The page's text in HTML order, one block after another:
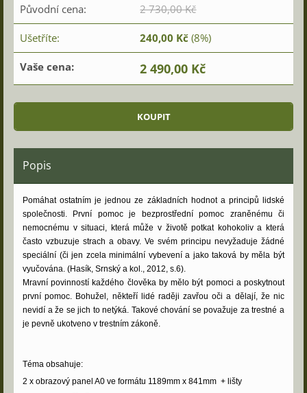
Původní cena: 2 730,00 Kč
Ušetříte: 240,00 Kč (8%)
Vaše cena: 2 490,00 Kč
Popis
Pomáhat ostatním je jednou ze základních hodnot a principů lidské
společnosti. První pomoc je bezprostřední pomoc zraněnému či
nemocnému v situaci, která může v životě potkat kohokoliv a která
často vzbuzuje strach a obavy. Ve svém principu nevyžaduje žádné
speciální (či jen zcela minimální vybevení a jako taková by měla být
vyučována. (Hasík, Srnský a kol., 2012, s.6).
Mravní povinností každého člověka by mělo být pomoci a poskytnout
první pomoc. Bohužel, někteří lidé raději zavřou oči a dělají, že nic
nevidí a že se jich to netýká. Takové chování se považuje za trestné a
je pevně ukotveno v trestním zákoně.
Téma obsahuje:
2 x obrazový panel A0 ve formátu 1189mm x 841mm + lišty